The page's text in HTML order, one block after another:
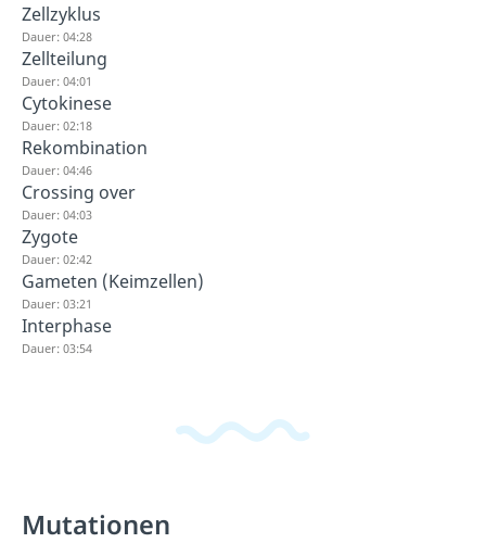
Zellzyklus
Dauer: 04:28
Zellteilung
Dauer: 04:01
Cytokinese
Dauer: 02:18
Rekombination
Dauer: 04:46
Crossing over
Dauer: 04:03
Zygote
Dauer: 02:42
Gameten (Keimzellen)
Dauer: 03:21
Interphase
Dauer: 03:54
Mutationen